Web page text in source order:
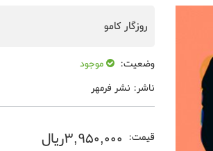
روزگار کامو
وضعیت:
موجود
ناشر: نشر فرمهر
قیمت: 3,950,000ریال